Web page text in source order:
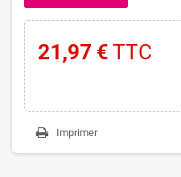
21,97 € TTC
Imprimer